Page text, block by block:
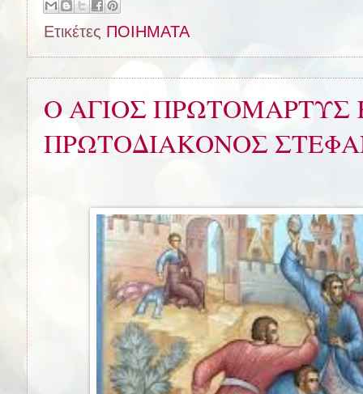
Ετικέτες ΠΟΙΗΜΑΤΑ
Ο ΑΓΙΟΣ ΠΡΩΤΟΜΑΡΤΥΣ
ΠΡΩΤΟΔΙΑΚΟΝΟΣ